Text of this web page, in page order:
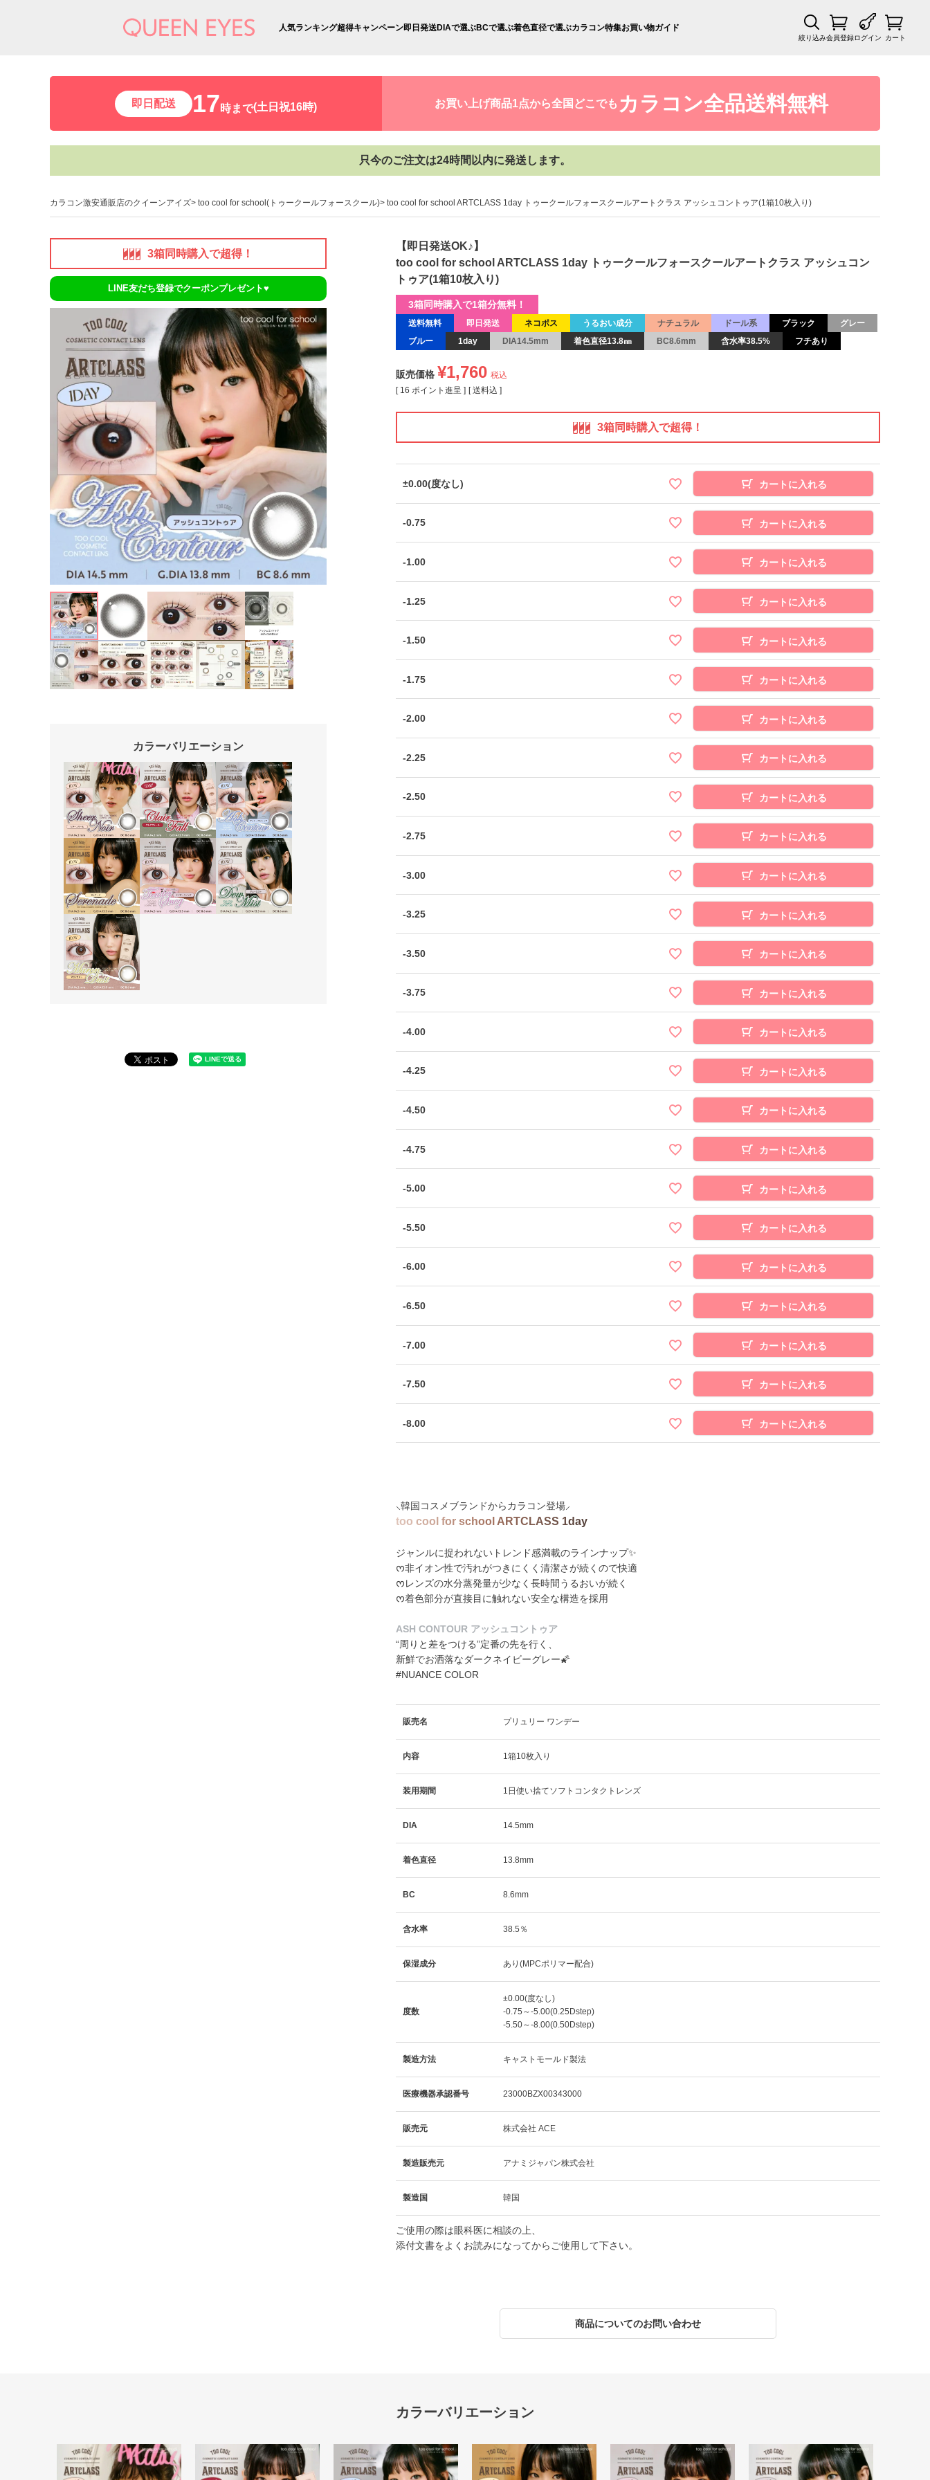
人気ランキング超得キャンペーン即日発送DIAで選ぶBCで選ぶ着色直径で選ぶカラコン特集お買い物ガイド
絞り込み会員登録ログイン カート
即日配送 17時まで(土日祝16時) お買い上げ商品1点から全国どこでも カラコン全品送料無料
只今のご注文は24時間以内に発送します。
カラコン激安通販店のクイーンアイズ too cool for school(トゥークールフォースクール) too cool for school ARTCLASS 1day トゥークールフォースクールアートクラス アッシュコントゥア(1箱10枚入り)
3箱同時購入で超得！
LINE友だち登録でクーポンプレゼント♥
カラーバリエーション
【即日発送OK♪】
too cool for school ARTCLASS 1day トゥークールフォースクールアートクラス アッシュコン
トゥア(1箱10枚入り)
送料無料 即日発送 ネコポス うるおい成分 ナチュラル ドール系 ブラック
グレー
ブルー
1day DIA14.5mm 着色直径13.8㎜ BC8.6mm 含水率38.5% フチあり
3箱同時購入で1箱分無料！
販売価格 ¥1,760 税込
[ 16 ポイント進呈 ] 送料込
3箱同時購入で超得！
±0.00(度なし) カートに入れる
-0.75 カートに入れる
-1.00 カートに入れる
-1.25 カートに入れる
-1.50 カートに入れる
-1.75 カートに入れる
-2.00 カートに入れる
-2.25 カートに入れる
-2.50 カートに入れる
-2.75 カートに入れる
-3.00 カートに入れる
-3.25 カートに入れる
-3.50 カートに入れる
-3.75 カートに入れる
-4.00 カートに入れる
-4.25 カートに入れる
-4.50 カートに入れる
-4.75 カートに入れる
-5.00 カートに入れる
-5.50 カートに入れる
-6.00 カートに入れる
-6.50 カートに入れる
-7.00 カートに入れる
-7.50 カートに入れる
-8.00 カートに入れる
⸜韓国コスメブランドからカラコン登場⸝
too coo for schoo A RTC LASS 1day
ジャンルに捉われないトレンド感満載のラインナップ✨️
ᰔ非イオン性で汚れがつきにくく清潔さが続くので快適
ᰔレンズの水分蒸発量が少なく長時間うるおいが続く
ᰔ着色部分が直接目に触れない安全な構造を採用
ASH CONTOUR アッシュコントゥア
“周りと差をつける”定番の先を行く、
新鮮でお洒落なダークネイビーグレー🌠
#NUANCE COLOR
販売名 プリュリー ワンデー
内容 1箱10枚入り
装用期間 1日使い捨てソフトコンタクトレンズ
DIA 14.5mm
着色直径 13.8mm
BC 8.6mm
含水率 38.5％
保湿成分 あり(MPCポリマー配合)
度数
±0.00(度なし)
-0.75～-5.00(0.25Dstep)
-5.50～-8.00(0.50Dstep)
製造方法 キャストモールド製法
医療機器承認番号 23000BZX00343000
販売元 株式会社 ACE
製造販売元 アナミジャパン株式会社
製造国 韓国
ご使用の際は眼科医に相談の上、
添付文書をよくお読みになってからご使用して下さい。
商品についてのお問い合わせ